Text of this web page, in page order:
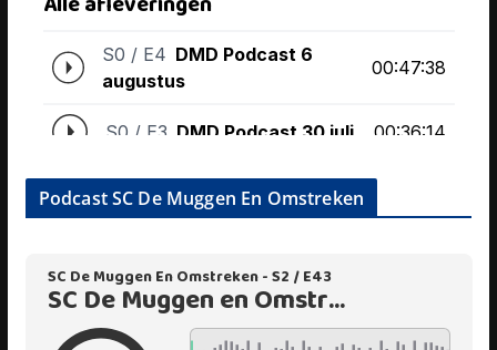
Podcast SC De Muggen En Omstreken